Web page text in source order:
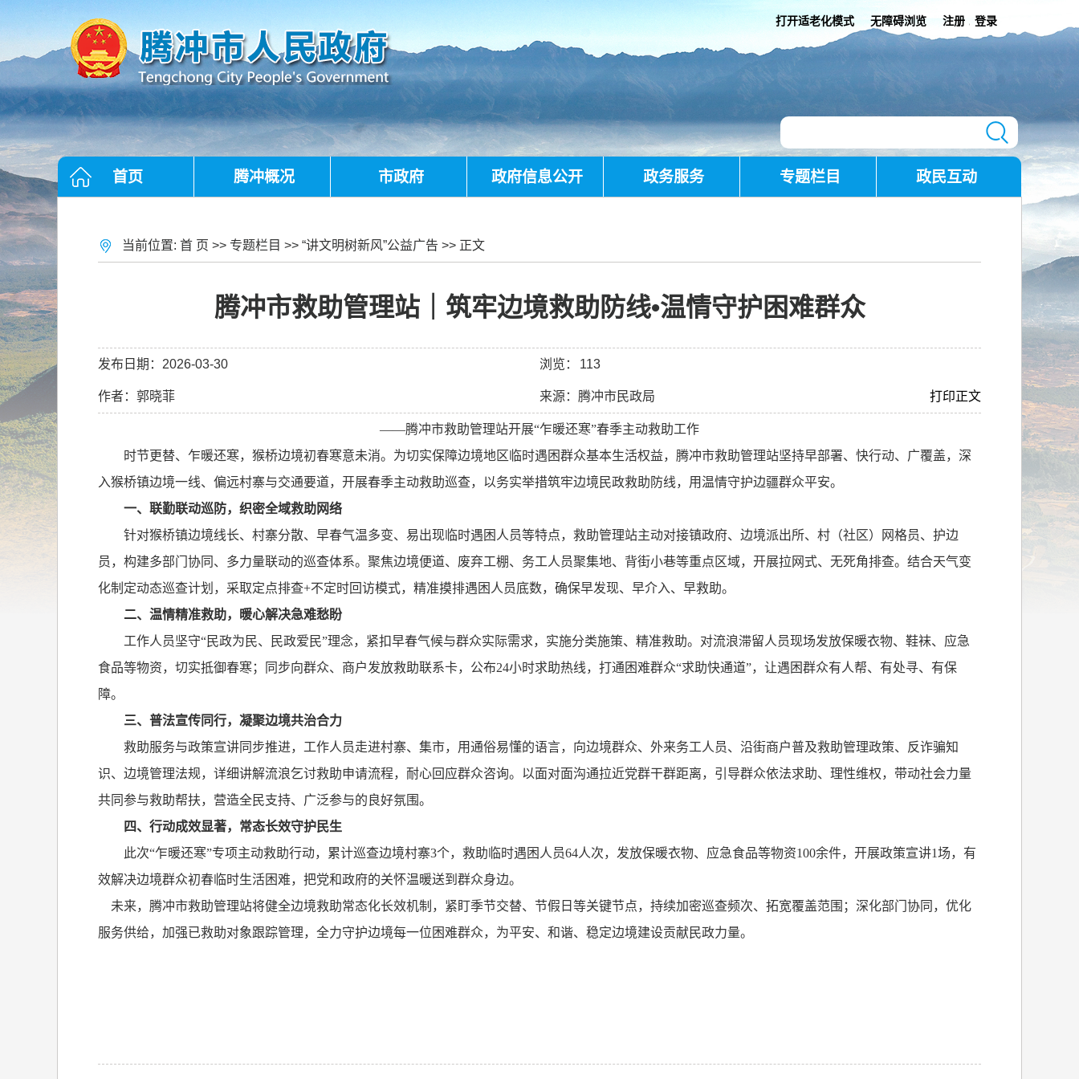
打开适老化模式 无障碍浏览 注册 登录
首页 腾冲概况 市政府 政府信息公开 政务服务 专题栏目 政民互动
当前位置: 首 页 >> 专题栏目 >> “讲文明树新风”公益广告 >> 正文
腾冲市救助管理站｜筑牢边境救助防线•温情守护困难群众
发布日期：2026-03-30 113
浏览：
作者：郭晓菲 来源：腾冲市民政局 打印正文
——腾冲市救助管理站开展“乍暖还寒”春季主动救助工作
时节更替、乍暖还寒，猴桥边境初春寒意未消。为切实保障边境地区临时遇困群众基本生活权益，腾冲市救助管理站坚持早部署、快行动、广覆盖，深
入猴桥镇边境一线、偏远村寨与交通要道，开展春季主动救助巡查，以务实举措筑牢边境民政救助防线，用温情守护边疆群众平安。
一、联勤联动巡防，织密全域救助网络
针对猴桥镇边境线长、村寨分散、早春气温多变、易出现临时遇困人员等特点，救助管理站主动对接镇政府、边境派出所、村（社区）网格员、护边
员，构建多部门协同、多力量联动的巡查体系。聚焦边境便道、废弃工棚、务工人员聚集地、背街小巷等重点区域，开展拉网式、无死角排查。结合天气变
化制定动态巡查计划，采取定点排查+不定时回访模式，精准摸排遇困人员底数，确保早发现、早介入、早救助。
二、温情精准救助，暖心解决急难愁盼
工作人员坚守“民政为民、民政爱民”理念，紧扣早春气候与群众实际需求，实施分类施策、精准救助。对流浪滞留人员现场发放保暖衣物、鞋袜、应急
食品等物资，切实抵御春寒；同步向群众、商户发放救助联系卡，公布24小时求助热线，打通困难群众“求助快通道”，让遇困群众有人帮、有处寻、有保
障。
三、普法宣传同行，凝聚边境共治合力
救助服务与政策宣讲同步推进，工作人员走进村寨、集市，用通俗易懂的语言，向边境群众、外来务工人员、沿街商户普及救助管理政策、反诈骗知
识、边境管理法规，详细讲解流浪乞讨救助申请流程，耐心回应群众咨询。以面对面沟通拉近党群干群距离，引导群众依法求助、理性维权，带动社会力量
共同参与救助帮扶，营造全民支持、广泛参与的良好氛围。
四、行动成效显著，常态长效守护民生
此次“乍暖还寒”专项主动救助行动，累计巡查边境村寨3个，救助临时遇困人员64人次，发放保暖衣物、应急食品等物资100余件，开展政策宣讲1场，有
效解决边境群众初春临时生活困难，把党和政府的关怀温暖送到群众身边。
未来，腾冲市救助管理站将健全边境救助常态化长效机制，紧盯季节交替、节假日等关键节点，持续加密巡查频次、拓宽覆盖范围；深化部门协同，优化
服务供给，加强已救助对象跟踪管理，全力守护边境每一位困难群众，为平安、和谐、稳定边境建设贡献民政力量。